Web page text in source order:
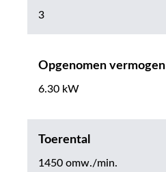
3
Opgenomen vermogen
6.30 kW
Toerental
1450 omw./min.